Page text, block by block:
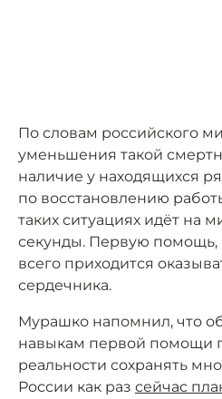
По словам российского
уменьшения такой
наличие у находящихся
по восстановлению
таких ситуациях идёт на
секунды. Первую помощь,
всего приходится
сердечника.
Мурашко напомнил, что
навыкам первой помощи
реальности сохранять
России как раз сейчас